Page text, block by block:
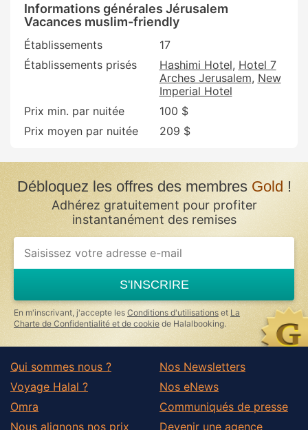
Informations générales Jérusalem
Vacances muslim-friendly
Établissements
17
Établissements prisés
Hashimi Hotel Hotel 7
Arches Jerusalem New
Imperial Hotel
Prix min. par nuitée
100 $
Prix moyen par nuitée
209 $
Débloquez les offres des membres Gold !
Adhérez gratuitement pour profiter
instantanément des remises
If
you
ignore
this
field
S'INSCRIRE
En m'inscrivant, j'accepte les Conditions d'utilisations et La
Charte de Confidentialité et de cookie de Halalbooking.
Qui sommes nous ?
Voyage Halal ?
Omra
Nous alignons nos prix
Nos Newsletters
Nos eNews
Communiqués de presse
Devenir une agence